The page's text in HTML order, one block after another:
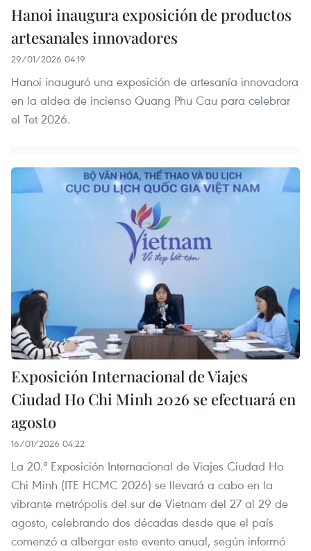
Hanoi inaugura exposición de productos
artesanales innovadores
29/01/2026 04:19
Hanoi inauguró una exposición de artesanía innovadora
en la aldea de incienso Quang Phu Cau para celebrar
el Tet 2026.
Exposición Internacional de Viajes
Ciudad Ho Chi Minh 2026 se efectuará en
agosto
16/01/2026 04:22
La 20.ª Exposición Internacional de Viajes Ciudad Ho
Chi Minh (ITE HCMC 2026) se llevará a cabo en la
vibrante metrópolis del sur de Vietnam del 27 al 29 de
agosto, celebrando dos décadas desde que el país
comenzó a albergar este evento anual, según informó